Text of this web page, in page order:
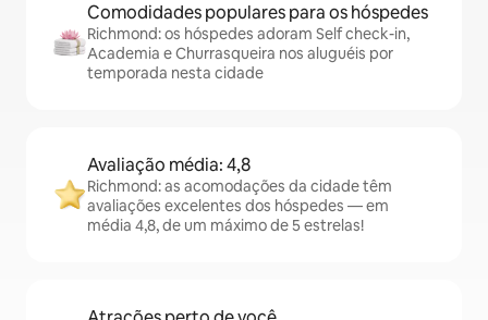
Comodidades populares para os hóspedes
Richmond: os hóspedes adoram Self check-in,
Academia e Churrasqueira nos aluguéis por
temporada nesta cidade
Avaliação média: 4,8
Richmond: as acomodações da cidade têm
avaliações excelentes dos hóspedes — em
média 4,8, de um máximo de 5 estrelas!